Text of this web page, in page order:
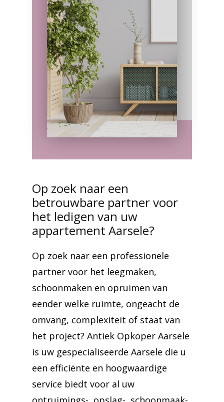
Op zoek naar een
betrouwbare partner voor
het ledigen van uw
appartement Aarsele?
Op zoek naar een professionele
partner voor het leegmaken,
schoonmaken en opruimen van
eender welke ruimte, ongeacht de
omvang, complexiteit of staat van
het project? Antiek Opkoper Aarsele
is uw gespecialiseerde Aarsele die u
een efficiënte en hoogwaardige
service biedt voor al uw